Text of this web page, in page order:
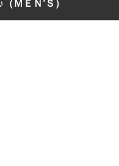
ＭＥＮ’Ｓ）